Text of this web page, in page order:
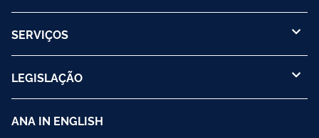
SERVIÇOS
LEGISLAÇÃO
ANA IN ENGLISH